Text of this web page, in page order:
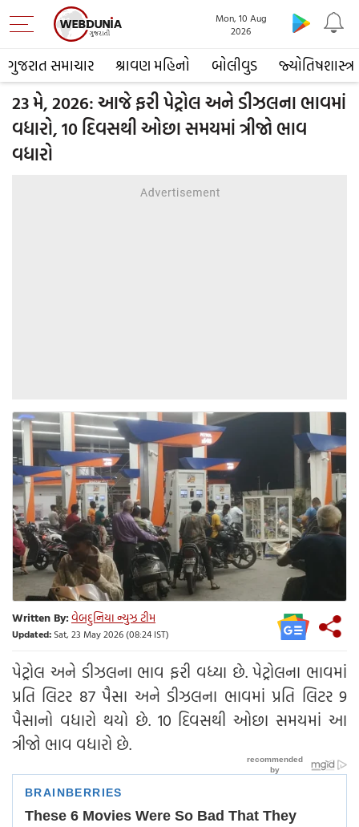
ગુજરાત સમાચાર શ્રાવણ મહિનો બોલીવુડ જ્યોતિષશાસ્ત્ર
Mon, 10 Aug
2026
23 મે, 2026: આજે ફરી પેટ્રોલ અને ડીઝલના ભાવમાં
વધારો, 10 દિવસથી ઓછા સમયમાં ત્રીજો ભાવ
વધારો
Written By:વેબદુનિયા ન્યુઝ ટીમ
Updated:Sat, 23 May 2026 (08:24 IST)
પેટ્રોલ અને ડીઝલના ભાવ ફરી વધ્યા છે. પેટ્રોલના ભાવમાં
પ્રતિ લિટર 87 પૈસા અને ડીઝલના ભાવમાં પ્રતિ લિટર 9
પૈસાનો વધારો થયો છે. 10 દિવસથી ઓછા સમયમાં આ
ત્રીજો ભાવ વધારો છે.